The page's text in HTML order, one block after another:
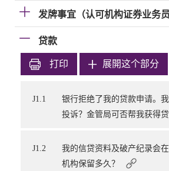
发牌事宜（认可机构证券业务员
贷款
打印 展開这个部分
J1.1
银行拒绝了我的贷款申请。
投诉？金管局可否帮我获得贷
J1.2
我的信贷资料及破产纪录会
机构保留多久？